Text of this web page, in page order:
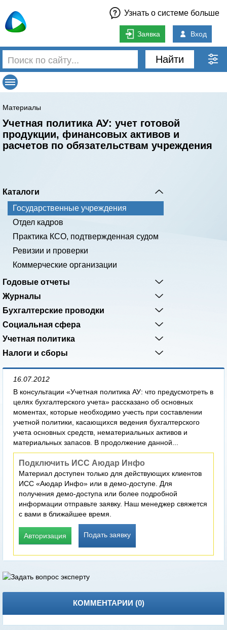
Узнать о системе больше
Заявка Вход
Найти
Материалы
Учетная политика АУ: учет готовой
продукции, финансовых активов и
расчетов по обязательствам учреждения
Каталоги
Государственные учреждения
Отдел кадров
Практика КСО, подтвержденная судом
Ревизии и проверки
Коммерческие организации
Годовые отчеты
Журналы
Бухгалтерские проводки
Социальная сфера
Учетная политика
Налоги и сборы
16.07.2012
В консультации «Учетная политика АУ: что предусмотреть в
целях бухгалтерского учета» рассказано об основных
моментах, которые необходимо учесть при составлении
учетной политики, касающихся ведения бухгалтерского
учета основных средств, нематериальных активов и
материальных запасов. В продолжение данной...
Подключить ИСС Аюдар Инфо
Материал доступен только для действующих клиентов
ИСС «Аюдар Инфо» или в демо-доступе. Для
получения демо-доступа или более подробной
информации отправьте заявку. Наш менеджер свяжется
с вами в ближайшее время.
Авторизация Подать заявку
КОММЕНТАРИИ (0)